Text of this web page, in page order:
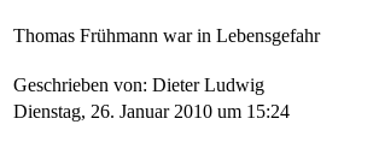
Thomas Frühmann war in Lebensgefahr
Geschrieben von: Dieter Ludwig
Dienstag, 26. Januar 2010 um 15:24